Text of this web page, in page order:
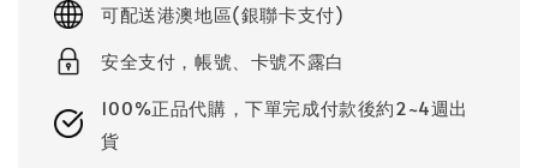
可配送港澳地區(銀聯卡支付)
安全支付，帳號、卡號不露白
100%正品代購，下單完成付款後約2~4週出
貨